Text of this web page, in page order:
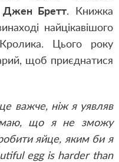
Джен Бретт. Книжка
найцікавішого
Цього року
щоб приєднатися
важче, ніж я уявляв
що я не зможу
яйце, яким би я
egg is harder than